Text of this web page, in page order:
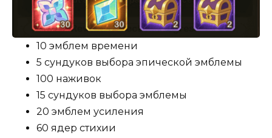
10 эмблем времени
5 сундуков выбора эпической эмблемы
100 наживок
15 сундуков выбора эмблемы
20 эмблем усиления
60 ядер стихии